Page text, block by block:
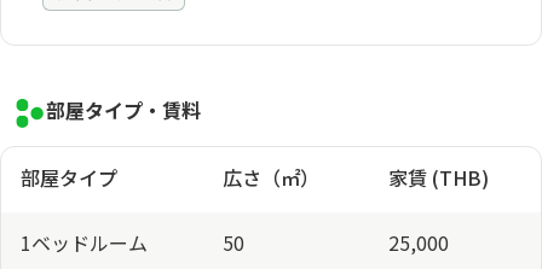
部屋タイプ・賃料
部屋タイプ 広さ（㎡） 家賃 (THB)
1ベッドルーム 50 25,000